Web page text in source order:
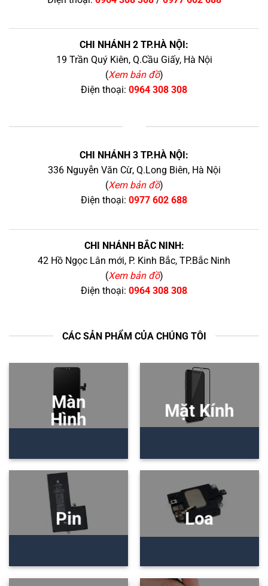
CHI NHÁNH 2 TP.HÀ NỘI:
19 Trần Quý Kiên, Q.Cầu Giấy, Hà Nội
(Xem bản đồ)
Điện thoại: 0964 308 308
CHI NHÁNH 3 TP.HÀ NỘI:
336 Nguyễn Văn Cừ, Q.Long Biên, Hà Nội
(Xem bản đồ)
Điện thoại: 0977 602 688
CHI NHÁNH BẮC NINH:
42 Hồ Ngọc Lân mới, P. Kinh Bắc, TP.Bắc Ninh
(Xem bản đồ)
Điện thoại: 0964 308 308
CÁC SẢN PHẨM CỦA CHÚNG TÔI
Màn
Hình
Mặt Kính
Pin Loa